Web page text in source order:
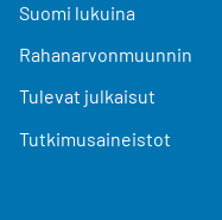
Suomi lukuina
Rahanarvonmuunnin
Tulevat julkaisut
Tutkimusaineistot